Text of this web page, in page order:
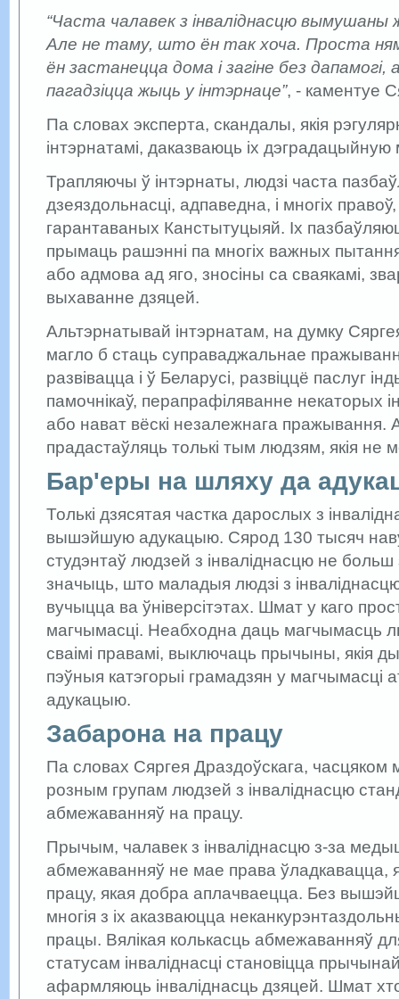
“Часта чалавек з інваліднасцю вымушаны
Але не таму, што ён так хоча. Проста
ён застанецца дома і загіне без дапамогі,
пагадзіцца жыць у інтэрнаце”, - каментуе
Па словах эксперта, скандалы, якія
інтэрнатамі, даказваюць іх
Трапляючы ў інтэрнаты, людзі часта
дзеяздольнасці, адпаведна, і многіх
гарантаваных Канстытуцыяй. Іх
прымаць рашэнні па многіх важных
або адмова ад яго, зносіны са сваякамі,
выхаванне дзяцей.
Альтэрнатывай інтэрнатам, на думку
магло б стаць суправаджальнае
развівацца і ў Беларусі, развіццё паслуг
памочнікаў, перапрафіляванне некаторых
або нават вёскі незалежнага пражывання.
прадастаўляць толькі тым людзям, якія не
Бар'еры на шляху да
Толькі дзясятая частка дарослых з
вышэйшую адукацыю. Сярод 130 тысяч
студэнтаў людзей з інваліднасцю не
значыць, што маладыя людзі з
вучыцца ва ўніверсітэтах. Шмат у каго
магчымасці. Неабходна даць магчымасць
сваімі правамі, выключаць прычыны, якія
пэўныя катэгорыі грамадзян у магчымасці
адукацыю.
Забарона на працу
Па словах Сяргея Драздоўскага, часцяком
розным групам людзей з інваліднасцю
абмежаванняў на працу.
Прычым, чалавек з інваліднасцю з-за
абмежаванняў не мае права ўладкавацца,
працу, якая добра аплачваецца. Без
многія з іх аказваюцца
працы. Вялікая колькасць абмежаванняў
статусам інваліднасці становіцца
афармляюць інваліднасць дзяцей. Шмат